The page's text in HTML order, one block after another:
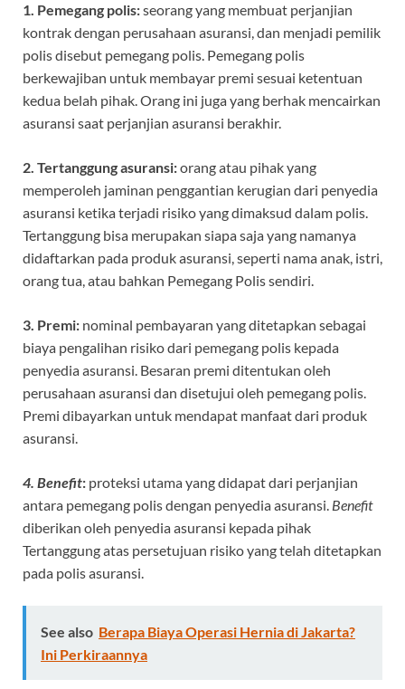
1. Pemegang polis:seorang yang membuat perjanjian
kontrak dengan perusahaan asuransi, dan menjadi pemilik
polis disebut pemegang polis. Pemegang polis
berkewajiban untuk membayar premi sesuai ketentuan
kedua belah pihak. Orang ini juga yang berhak mencairkan
asuransi saat perjanjian asuransi berakhir.
2. Tertanggung asuransi:orang atau pihak yang
memperoleh jaminan penggantian kerugian dari penyedia
asuransi ketika terjadi risiko yang dimaksud dalam polis.
Tertanggung bisa merupakan siapa saja yang namanya
didaftarkan pada produk asuransi, seperti nama anak, istri,
orang tua, atau bahkan Pemegang Polis sendiri.
3. Premi: nominal pembayaran yang ditetapkan sebagai
biaya pengalihan risiko dari pemegang polis kepada
penyedia asuransi. Besaran premi ditentukan oleh
perusahaan asuransi dan disetujui oleh pemegang polis.
Premi dibayarkan untuk mendapat manfaat dari produk
asuransi.
4. Benefit: proteksi utama yang didapat dari perjanjian
antara pemegang polis dengan penyedia asuransi. Benefit
diberikan oleh penyedia asuransi kepada pihak
Tertanggung atas persetujuan risiko yang telah ditetapkan
pada polis asuransi.
See also Berapa Biaya Operasi Hernia di Jakarta?
Ini Perkiraannya